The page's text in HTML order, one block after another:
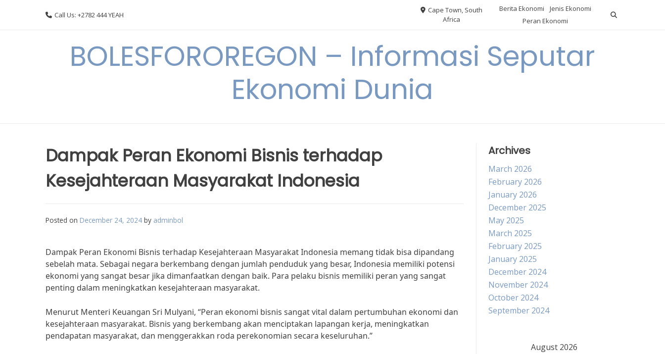
Call Us: +2782 444 YEAH
Cape Town, South
Africa
Berita Ekonomi
Jenis Ekonomi
Peran Ekonomi
BOLESFOROREGON – Informasi Seputar
Ekonomi Dunia
Dampak Peran Ekonomi Bisnis terhadap
Kesejahteraan Masyarakat Indonesia
Posted on December 24, 2024 by adminbol
Dampak Peran Ekonomi Bisnis terhadap Kesejahteraan Masyarakat Indonesia memang tidak bisa dipandang
sebelah mata. Sebagai negara berkembang dengan jumlah penduduk yang besar, Indonesia memiliki potensi
ekonomi yang sangat besar jika dimanfaatkan dengan baik. Para pelaku bisnis memiliki peran yang sangat
penting dalam meningkatkan kesejahteraan masyarakat.
Menurut Menteri Keuangan Sri Mulyani, “Peran ekonomi bisnis sangat vital dalam pertumbuhan ekonomi dan
kesejahteraan masyarakat. Bisnis yang berkembang akan menciptakan lapangan kerja, meningkatkan
pendapatan masyarakat, dan menggerakkan roda perekonomian secara keseluruhan.”
Archives
March 2026
February 2026
January 2026
December 2025
May 2025
March 2025
February 2025
January 2025
December 2024
November 2024
October 2024
September 2024
August 2026